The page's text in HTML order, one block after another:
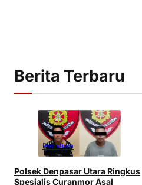
Berita Terbaru
Peristiwa
Polsek Denpasar Utara Ringkus
Spesialis Curanmor Asal